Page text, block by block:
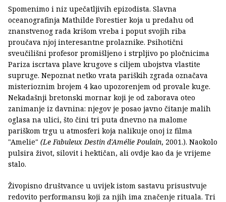
Spomenimo i niz upečatljivih epizodista. Slavna
oceanografinja Mathilde Forestier koja u predahu od
znanstvenog rada krišom vreba i poput svojih riba
proučava njoj interesantne prolaznike. Psihotični
sveučilišni profesor promišljeno i strpljivo po pločnicima
Pariza iscrtava plave krugove s ciljem ubojstva vlastite
supruge. Nepoznat netko vrata pariških zgrada označava
misterioznim brojem 4 kao upozorenjem od provale kuge.
Nekadašnji bretonski mornar koji je od zaborava oteo
zanimanje iz davnina: njegov je posao javno čitanje malih
oglasa na ulici, što čini tri puta dnevno na malome
pariškom trgu u atmosferi koja nalikuje onoj iz filma
"Amelie" (Le Fabuleux Destin d'Amélie Poulain, 2001.). Naokolo
pulsira život, silovit i hektičan, ali ovdje kao da je vrijeme
stalo.
Živopisno društvance u uvijek istom sastavu prisustvuje
redovito performansu koji za njih ima značenje rituala. Tri